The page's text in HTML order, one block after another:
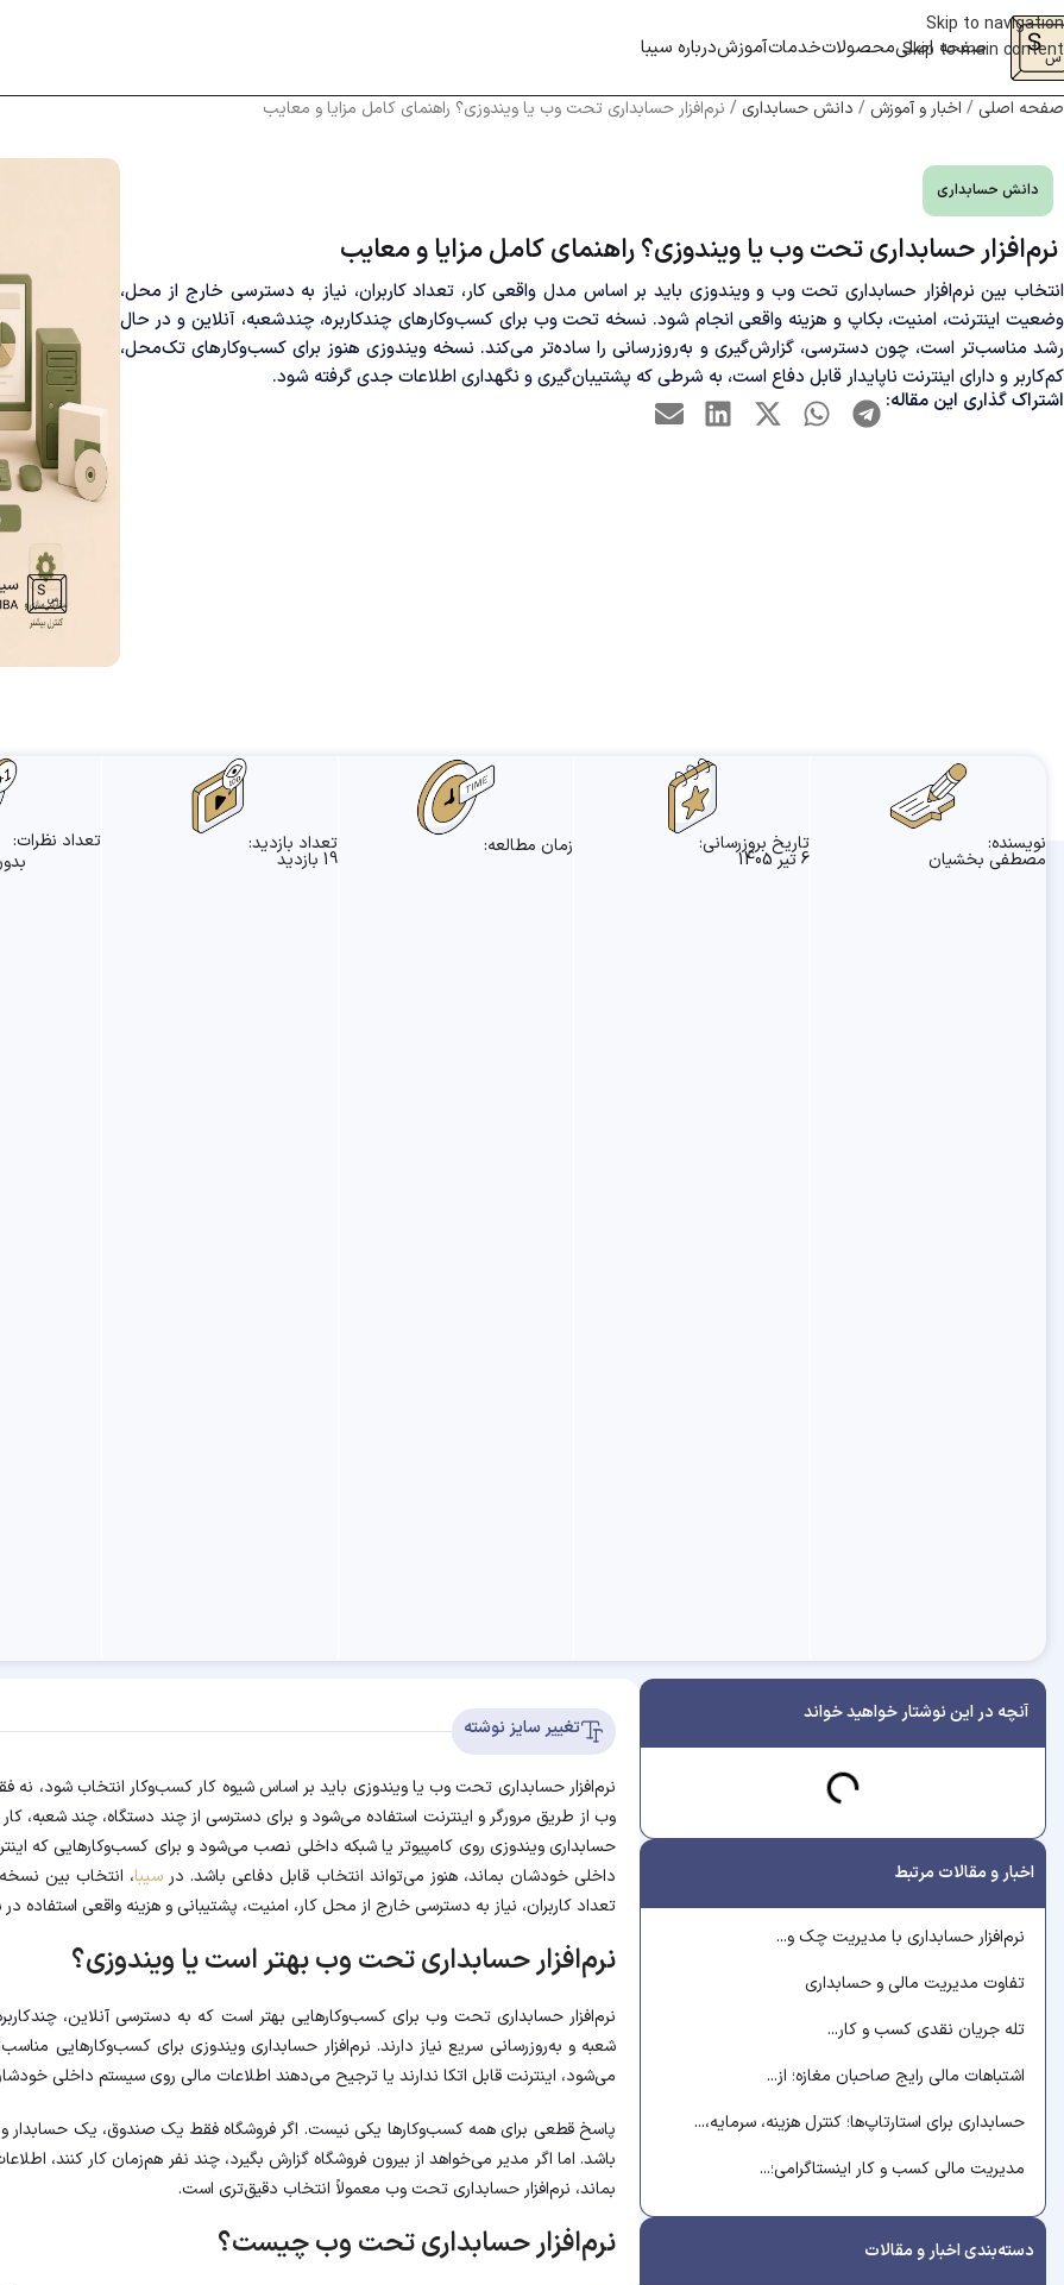
Skip to navigation
Skip to main content
صفحه اصلیمحصولاتخدماتآموزشدرباره سیبا
صفحه اصلی / اخبار و آموزش / دانش حسابداری / نرم‌افزار حسابداری تحت وب یا ویندوزی؟ راهنمای کامل مزایا و معایب
دانش حسابداری
نرم‌افزار حسابداری تحت وب یا ویندوزی؟ راهنمای کامل مزایا و معایب
انتخاب بین نرم‌افزار حسابداری تحت وب و ویندوزی باید بر اساس مدل واقعی کار، تعداد کاربران، نیاز به دسترسی خارج از محل،
وضعیت اینترنت، امنیت، بکاپ و هزینه واقعی انجام شود. نسخه تحت وب برای کسب‌وکارهای چندکاربره، چندشعبه، آنلاین و در حال
رشد مناسب‌تر است، چون دسترسی، گزارش‌گیری و به‌روزرسانی را ساده‌تر می‌کند. نسخه ویندوزی هنوز برای کسب‌وکارهای تک‌محل،
کم‌کاربر و دارای اینترنت ناپایدار قابل دفاع است، به شرطی که پشتیبان‌گیری و نگهداری اطلاعات جدی گرفته شود.
اشتراک گذاری این مقاله:
نویسنده:
مصطفی بخشیان
تاریخ بروزرسانی:
6 تیر 1405
زمان مطالعه:
15 دقیقه
تعداد بازدید:
19 بازدید
تعداد نظرات:
تغییر سایز نوشته
نرم‌افزار حسابداری تحت وب یا ویندوزی باید بر اساس شیوه کار کسب‌وکار انتخاب شود،
وب از طریق مرورگر و اینترنت استفاده می‌شود و برای دسترسی از چند دستگاه، چند شعبه، کار
حسابداری ویندوزی روی کامپیوتر یا شبکه داخلی نصب می‌شود و برای کسب‌وکارهایی که
داخلی خودشان بماند، هنوز می‌تواند انتخاب قابل دفاعی باشد. در سیبا، انتخاب بین
تعداد کاربران، نیاز به دسترسی خارج از محل کار، امنیت، پشتیبانی و هزینه واقعی استفاده در سال ۱۴۰۵
نرم‌افزار حسابداری تحت وب بهتر است یا ویندوزی؟
نرم‌افزار حسابداری تحت وب برای کسب‌وکارهایی بهتر است که به دسترسی آنلاین،
شعبه و به‌روزرسانی سریع نیاز دارند. نرم‌افزار حسابداری ویندوزی برای کسب‌وکارهایی
می‌شود، اینترنت قابل اتکا ندارند یا ترجیح می‌دهند اطلاعات مالی روی سیستم داخلی
پاسخ قطعی برای همه کسب‌وکارها یکی نیست. اگر فروشگاه فقط یک صندوق، یک حسابدار
باشد. اما اگر مدیر می‌خواهد از بیرون فروشگاه گزارش بگیرد، چند نفر هم‌زمان کار کنند،
بماند، نرم‌افزار حسابداری تحت وب معمولاً انتخاب دقیق‌تری است.
نرم‌افزار حسابداری تحت وب چیست؟
آنچه در این نوشتار خواهید خواند
اخبار و مقالات مرتبط
نرم‌افزار حسابداری با مدیریت چک و...
تفاوت مدیریت مالی و حسابداری
تله جریان نقدی کسب و کار...
اشتباهات مالی رایج صاحبان مغازه؛ از...
حسابداری برای استارتاپ‌ها؛ کنترل هزینه، سرمایه،...
مدیریت مالی کسب و کار اینستاگرامی؛...
دسته‌بندی اخبار و مقالات